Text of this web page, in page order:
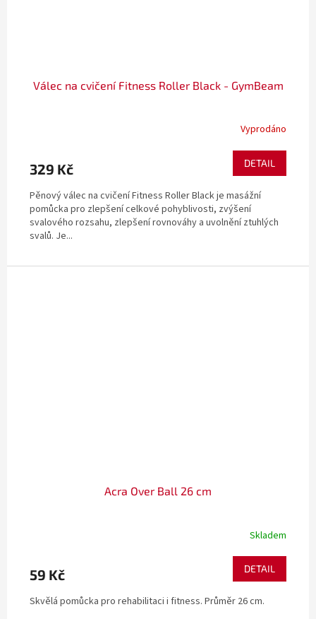
Válec na cvičení Fitness Roller Black - GymBeam
Vyprodáno
329 Kč DETAIL
Pěnový válec na cvičení Fitness Roller Black je masážní
pomůcka pro zlepšení celkové pohyblivosti, zvýšení
svalového rozsahu, zlepšení rovnováhy a uvolnění ztuhlých
svalů. Je...
Acra Over Ball 26 cm
Skladem
59 Kč DETAIL
Skvělá pomůcka pro rehabilitaci i fitness. Průměr 26 cm.